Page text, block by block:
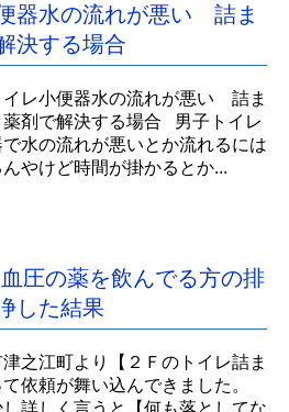
器水の流れが悪い 詰ま
決する場合
イレ小便器水の流れが悪い 詰ま
剤で解決する場合 男子トイレ
水の流れが悪いとか流れるには
やけど時間が掛かるとか...
圧の薬を飲んでる方の排
した結果
之江町より【２Ｆのトイレ詰ま
て依頼が舞い込んできました。
し詳しく言うと【何も落としてな